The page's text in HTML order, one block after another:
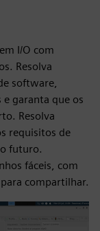
I/O com
Resolva
software,
e garanta que os
Resolva
requisitos de
futuro.
fáceis, com
compartilhar.